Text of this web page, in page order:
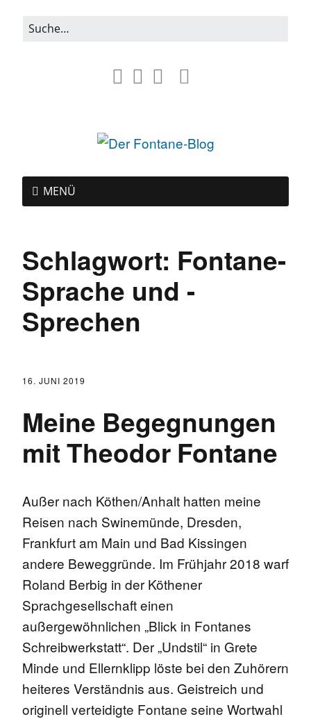
MENÜ
Schlagwort: Fontane-
Sprache und -
Sprechen
16. JUNI 2019
Meine Begegnungen
mit Theodor Fontane
Außer nach Köthen/Anhalt hatten meine
Reisen nach Swinemünde, Dresden,
Frankfurt am Main und Bad Kissingen
andere Beweggründe. Im Frühjahr 2018 warf
Roland Berbig in der Köthener
Sprachgesellschaft einen
außergewöhnlichen „Blick in Fontanes
Schreibwerkstatt“. Der „Undstil“ in Grete
Minde und Ellernklipp löste bei den Zuhörern
heiteres Verständnis aus. Geistreich und
originell verteidigte Fontane seine Wortwahl